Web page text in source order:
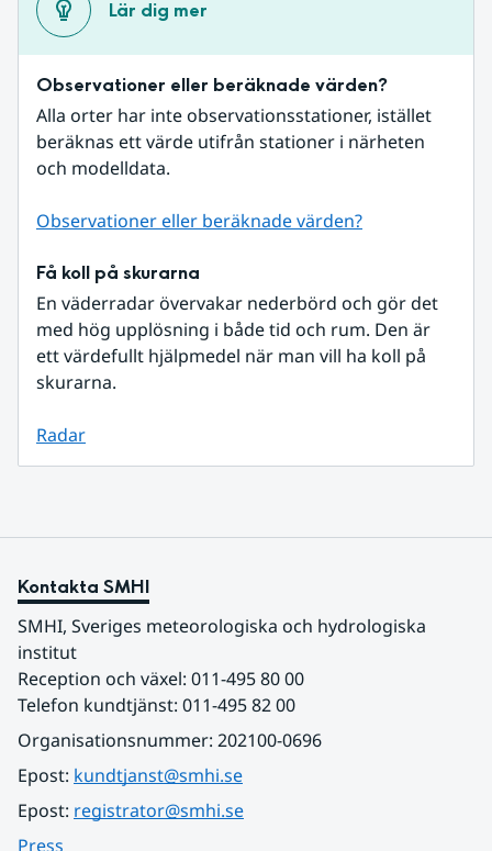
Lär dig mer
Observationer eller beräknade värden?
Alla orter har inte observationsstationer, istället
beräknas ett värde utifrån stationer i närheten
och modelldata.
Observationer eller beräknade värden?
Få koll på skurarna
En väderradar övervakar nederbörd och gör det
med hög upplösning i både tid och rum. Den är
ett värdefullt hjälpmedel när man vill ha koll på
skurarna.
Radar
Kontakta SMHI
SMHI, Sveriges meteorologiska och hydrologiska
institut
Reception och växel: 011-495 80 00
Telefon kundtjänst: 011-495 82 00
Organisationsnummer: 202100-0696
Epost: kundtjanst@smhi.se
Epost: registrator@smhi.se
Press